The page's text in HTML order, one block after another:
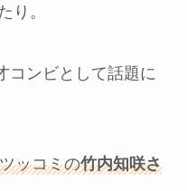
り。
コンビとして話題に
ッコミの竹内知咲さ